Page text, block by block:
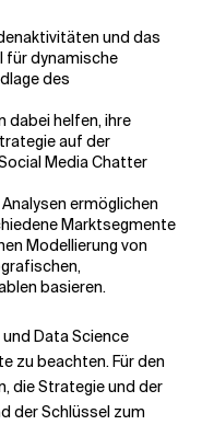
und das
für dynamische
des
dabei helfen, ihre
auf der
Media Chatter
ermöglichen
Marktsegmente
Modellierung von
basieren.
Data Science
zu beachten. Für den
die Strategie und der
der Schlüssel zum